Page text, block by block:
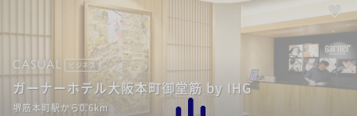
ビジネス
ガーナーホテル大阪本町御堂筋 by IHG
堺筋本町駅から0.6km